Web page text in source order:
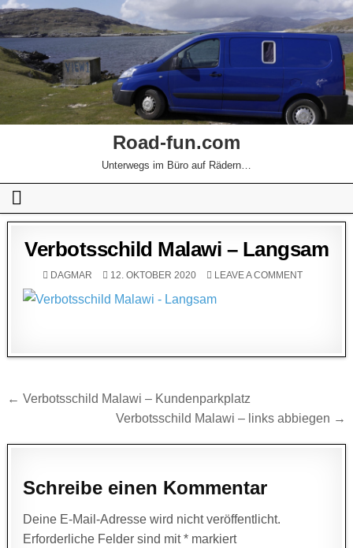
Road-fun.com
Unterwegs im Büro auf Rädern…
Verbotsschild Malawi – Langsam
DAGMAR 12. OKTOBER 2020 LEAVE A COMMENT
Beitragsnavigation
← Verbotsschild Malawi – Kundenparkplatz
Verbotsschild Malawi – links abbiegen →
Schreibe einen Kommentar
Deine E-Mail-Adresse wird nicht veröffentlicht.
Erforderliche Felder sind mit* markiert